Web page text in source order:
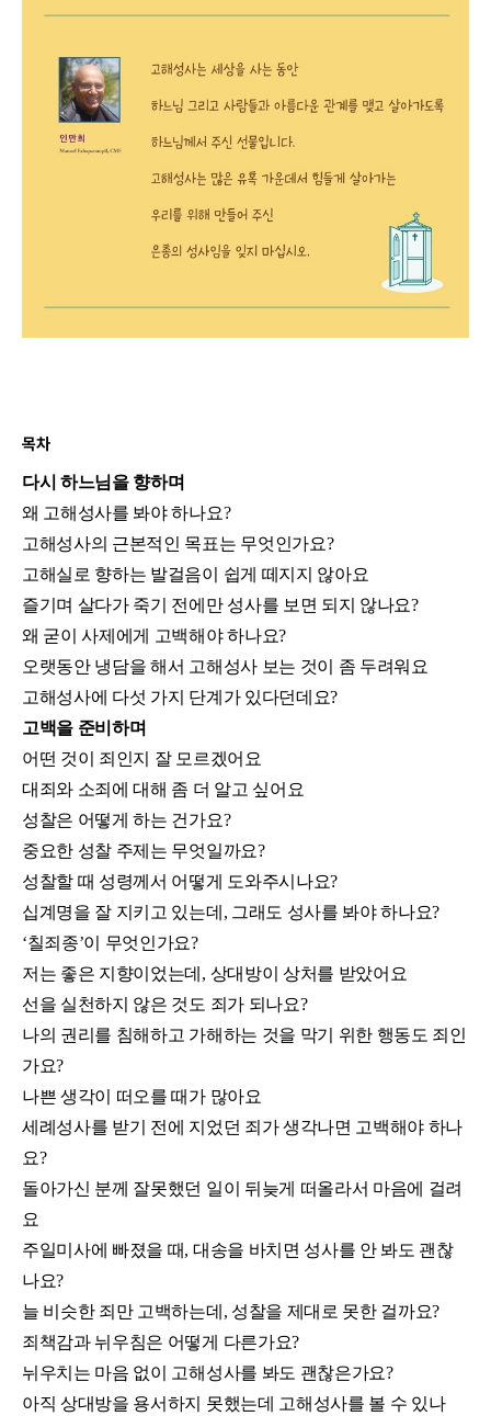
목차
다시 하느님을 향하며
왜 고해성사를 봐야 하나요?
고해성사의 근본적인 목표는 무엇인가요?
고해실로 향하는 발걸음이 쉽게 떼지지 않아요
즐기며 살다가 죽기 전에만 성사를 보면 되지 않나요?
왜 굳이 사제에게 고백해야 하나요?
오랫동안 냉담을 해서 고해성사 보는 것이 좀 두려워요
고해성사에 다섯 가지 단계가 있다던데요?
고백을 준비하며
어떤 것이 죄인지 잘 모르겠어요
대죄와 소죄에 대해 좀 더 알고 싶어요
성찰은 어떻게 하는 건가요?
중요한 성찰 주제는 무엇일까요?
성찰할 때 성령께서 어떻게 도와주시나요?
십계명을 잘 지키고 있는데, 그래도 성사를 봐야 하나요?
‘칠죄종’이 무엇인가요?
저는 좋은 지향이었는데, 상대방이 상처를 받았어요
선을 실천하지 않은 것도 죄가 되나요?
나의 권리를 침해하고 가해하는 것을 막기 위한 행동도 죄인
가요?
나쁜 생각이 떠오를 때가 많아요
세례성사를 받기 전에 지었던 죄가 생각나면 고백해야 하나
요?
돌아가신 분께 잘못했던 일이 뒤늦게 떠올라서 마음에 걸려
요
주일미사에 빠졌을 때, 대송을 바치면 성사를 안 봐도 괜찮
나요?
늘 비슷한 죄만 고백하는데, 성찰을 제대로 못한 걸까요?
죄책감과 뉘우침은 어떻게 다른가요?
뉘우치는 마음 없이 고해성사를 봐도 괜찮은가요?
아직 상대방을 용서하지 못했는데 고해성사를 볼 수 있나